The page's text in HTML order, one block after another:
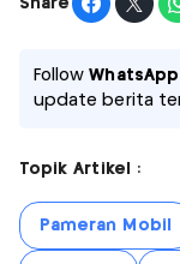
Follow
update berita
Topik Artikel :
Pameran Mobil